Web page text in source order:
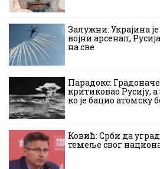
Залужни: Украјина
војни арсенал,
на све
Парадокс:
критиковао Русију,
ко је бацио атомску
Ковић: Срби да
темеље свог